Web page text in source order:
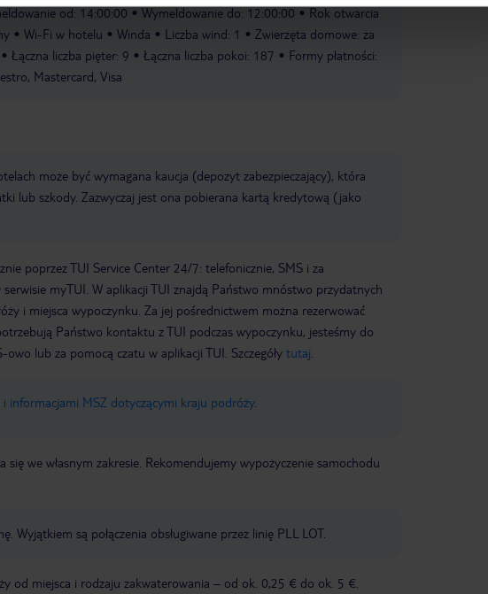
od: 14:00:00 Wymeldowanie do: 12:00:00
Rok otwarcia
Wi-Fi w hotelu Winda Liczba wind: 1
Zwierzęta domowe: za
Łączna liczba pięter: 9 Łączna liczba pokoi: 187
Formy płatności:
Mastercard, Visa
może być wymagana kaucja (depozyt zabezpieczający), która
lub szkody. Zazwyczaj jest ona pobierana kartą kredytową (jako
poprzez TUI Service Center 24/7: telefonicznie, SMS i za
myTUI. W aplikacji TUI znajdą Państwo mnóstwo przydatnych
i miejsca wypoczynku. Za jej pośrednictwem można rezerwować
Państwo kontaktu z TUI podczas wypoczynku, jesteśmy do
lub za pomocą czatu w aplikacji TUI. Szczegóły tutaj
informacjami MSZ dotyczącymi kraju podróży.
we własnym zakresie. Rekomendujemy wypożyczenie samochodu
Wyjątkiem są połączenia obsługiwane przez linię PLL LOT.
od miejsca i rodzaju zakwaterowania – od ok. 0,25 € do ok. 5 €.